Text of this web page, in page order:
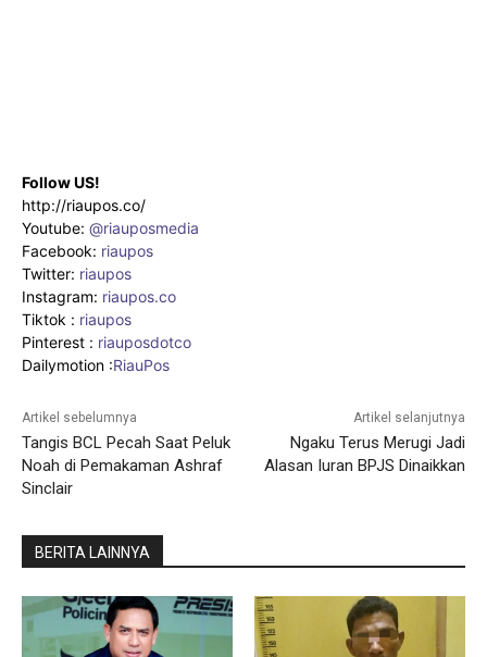
Follow US!
http://riaupos.co/
Youtube: @riauposmedia
Facebook: riaupos
Twitter: riaupos
Instagram: riaupos.co
Tiktok : riaupos
Pinterest : riauposdotco
Dailymotion :RiauPos
Artikel sebelumnya
Tangis BCL Pecah Saat Peluk
Noah di Pemakaman Ashraf
Sinclair
Artikel selanjutnya
Ngaku Terus Merugi Jadi
Alasan Iuran BPJS Dinaikkan
BERITA LAINNYA